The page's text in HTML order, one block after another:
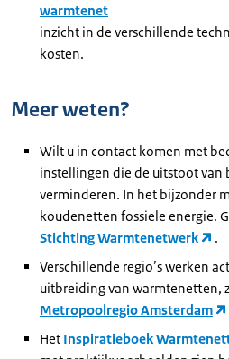
warmtenet
inzicht in de verschillende
kosten.
Meer weten?
Wilt u in contact komen met
instellingen die de uitstoot van
verminderen. In het bijzonder
koudenetten fossiele energie.
Stichting Warmtenetwerk
.
Verschillende regio’s werken
uitbreiding van warmtenetten,
Metropoolregio Amsterdam
Het Inspiratieboek